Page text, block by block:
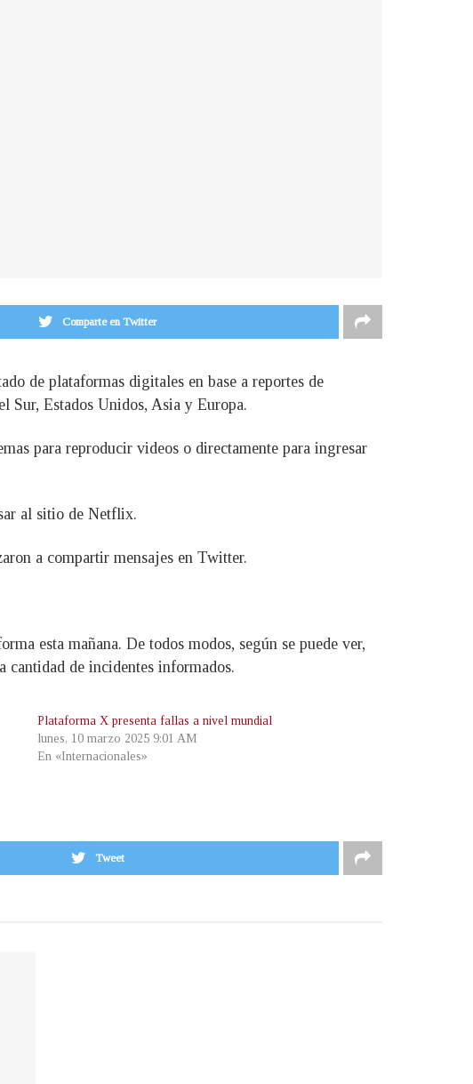
Comparte en Twitter
de plataformas digitales en base a reportes de
Sur, Estados Unidos, Asia y Europa.
para reproducir videos o directamente para ingresar
al sitio de Netflix.
a compartir mensajes en Twitter.
esta mañana. De todos modos, según se puede ver,
cantidad de incidentes informados.
Plataforma X presenta fallas a nivel mundial
lunes, 10 marzo 2025 9:01 AM
En «Internacionales»
Tweet